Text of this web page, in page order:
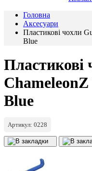
Головна
Аксесуари
Пластикові чохли
Blue
Пластикові
Blue
Артикул: 0228